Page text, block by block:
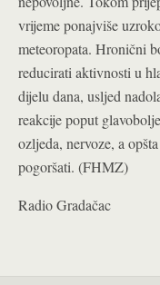
vrijeme ponajviše
meteoropata. Hronični
reducirati aktivnosti u
dijelu dana, usljed
reakcije poput
ozljeda, nervoze, a
pogoršati. (FHMZ)
Radio Gradačac